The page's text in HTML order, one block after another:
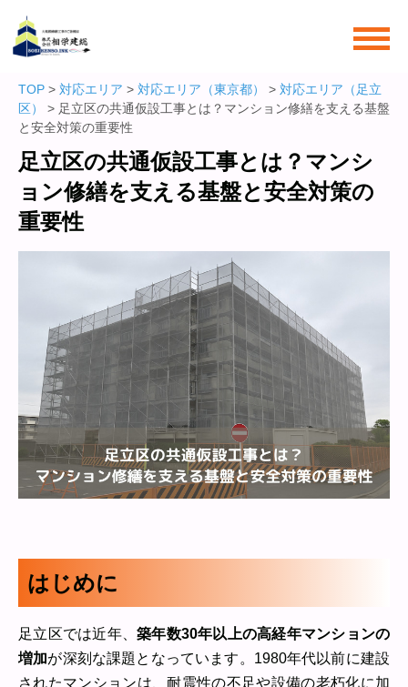
TOP > 対応エリア > 対応エリア（東京都） > 対応エリア（足立
区）
> 足立区の共通仮設工事とは？マンション修繕を支える基盤
と安全対策の重要性
足立区の共通仮設工事とは？マンシ
ョン修繕を支える基盤と安全対策の
重要性
はじめに
足立区では近年、 築年数30年以上の高経年マンションの
増加が深刻な課題となっています。1980年代以前に建設
されたマンションは、耐震性の不足や設備の老朽化に加